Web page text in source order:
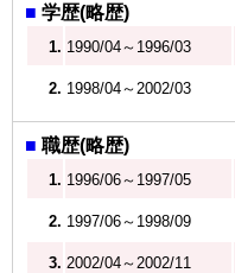
■ 学歴(略歴)
1. 1990/04～1996/03
2. 1998/04～2002/03
■ 職歴(略歴)
1. 1996/06～1997/05
2. 1997/06～1998/09
3. 2002/04～2002/11